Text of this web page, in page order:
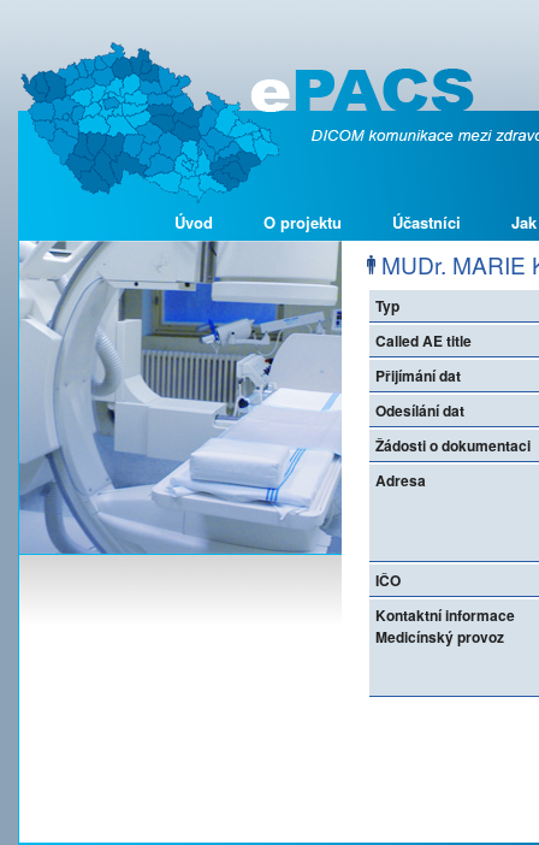
Úvod O projektu Účastníci
MUDr. MARIE
Typ
Called AE title
Přijímání dat
Odesílání dat
Žádosti o dokumentaci
Adresa
IČO
Kontaktní informace
Medicínský provoz